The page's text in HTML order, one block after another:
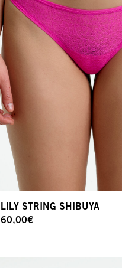
LILY STRING SHIBUYA
60,00€